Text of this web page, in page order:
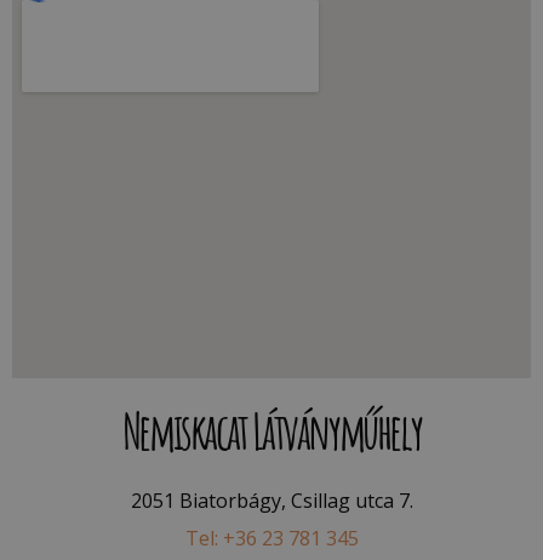
Nemiskacat Látványműhely
2051 Biatorbágy, Csillag utca 7.
Tel: +36 23 781 345